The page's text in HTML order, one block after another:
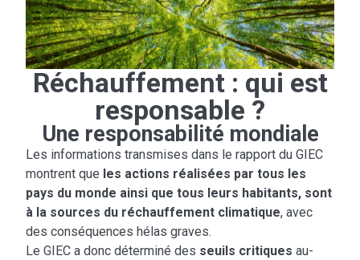
Réchauffement : qui est
responsable ?
Une responsabilité mondiale
Les informations transmises dans le rapport du GIEC
montrent que les actions réalisées par tous les
pays du monde ainsi que tous leurs habitants, sont
à la sources du réchauffement climatique, avec
des conséquences hélas graves.
Le GIEC a donc déterminé des seuils critiques au-